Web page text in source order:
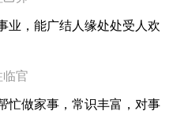
业，能广结人缘处处受人欢
官
忙做家事，常识丰富，对事